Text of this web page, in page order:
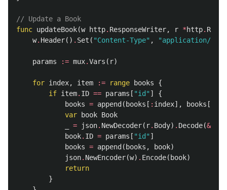
// Update a Book
func updateBook(w http. ResponseWriter, r *http.
w. Header() . Set ( "Content-Type" , "application/
params := mux.Vars ( r)
for index, item := range books
{
if item. ID == params [ "id" ]
{
books = append ( books [ : index], books [
var
book Book
= json. NewDecoder( r. Body) . Decode(&
book. ID = params [ "id" ]
books = append ( books , book)
json. NewEncoder(w) . Encode( book)
return
}